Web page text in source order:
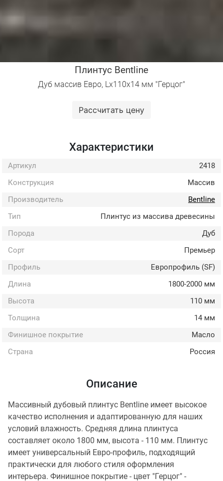
Плинтус Bentline
Дуб массив Евро, Lх110х14 мм "Герцог"
Рассчитать цену
Характеристики
Артикул
2418
Конструкция
Массив
Производитель
Bentline
Тип
Плинтус из массива древесины
Порода
Дуб
Сорт
Премьер
Профиль
Европрофиль (SF)
Длина
1800-2000 мм
Высота
110 мм
Толщина
14 мм
Финишное покрытие
Масло
Страна
Россия
Описание
Массивный дубовый плинтус Bentline имеет высокое
качество исполнения и адаптированную для наших
условий влажность. Средняя длина плинтуса
составляет около 1800 мм, высота - 110 мм. Плинтус
имеет универсальный Евро-профиль, подходящий
практически для любого стиля оформления
интерьера. Финишное покрытие - цвет "Герцог" -